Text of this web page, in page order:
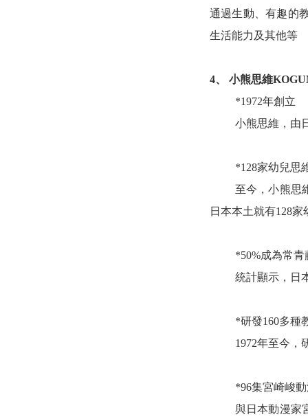
通過生動、有趣的
生活能力及其他等
4、 小熊思維
*1972年創立
小熊思維， 由
*128家幼兒思
至今，小熊思
日本本土就有128家
*50%成為常青
統計顯示，日
*研發160多種
1972年至今，
*96集宮崎峻
與日本動漫家